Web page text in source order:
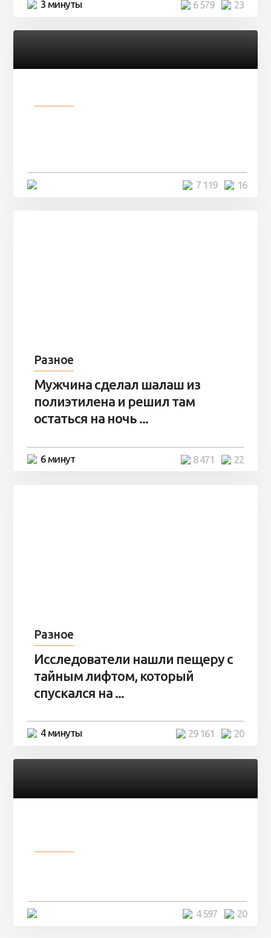
3 минуты 23
6 579
16
7 119
Разное
Мужчина сделал шалаш из
полиэтилена и решил там
остаться на ночь ...
6 минут 22
8 471
Разное
Исследователи нашли пещеру с
тайным лифтом, который
спускался на ...
4 минуты 20
29 161
20
4 597